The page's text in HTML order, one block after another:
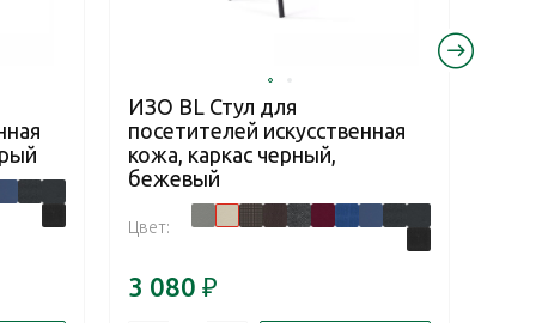
ИЗО BL Стул для
посетителей искусственная
кожа, каркас черный,
бежевый
Цвет:
3 080 ₽